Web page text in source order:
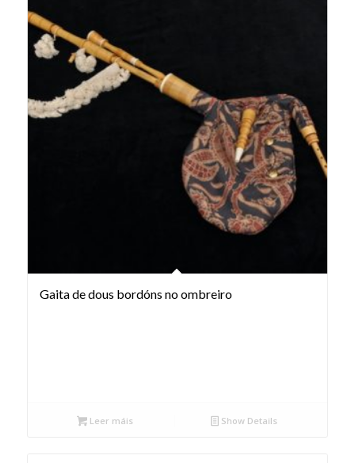
Gaita de dous bordóns no ombreiro
Leer máis Show Details